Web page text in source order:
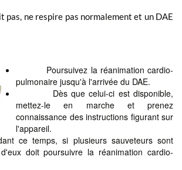
pas, ne respire pas normalement et un DAE
Poursuivez la réanimation cardio-
pulmonaire jusqu'à l'arrivée du DAE.
Dès que celui-ci est disponible,
mettez-le en marche et prenez
connaissance des instructions figurant sur
l'appareil.
temps, si plusieurs sauveteurs sont
doit poursuivre la réanimation cardio-